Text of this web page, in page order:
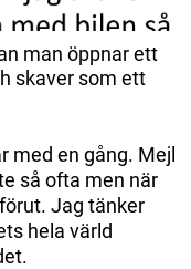
man öppnar ett
skaver som ett
med en gång. Mejl
så ofta men när
Jag tänker
hela värld